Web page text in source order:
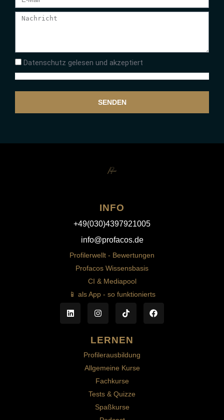
Datenschutz gelesen und akzeptiert
SENDEN
INFO
+49(030)4397921005
info@profacos.de
Profilerwellt - Bewertungen
Profacos Wissensbasis
CI & Mediapool
📱 als App - so funktionierts
LERNEN
Profilerausbildung
Allgemeine Kurse
Fachkurse
Tests & Quizze
Spaßkurse